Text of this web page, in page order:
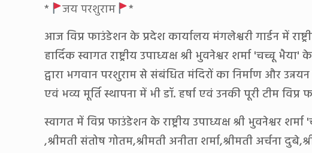
*
जय परशुराम
*
आज विप्र फाउंडेशन के प्रदेश कार्यालय मंगलेश्वरी गार्डन में
हार्दिक स्वागत राष्ट्रीय उपाध्यक्ष श्री भुवनेश्वर शर्मा 'चच्चू
द्वारा भगवान परशुराम से संबंधित मंदिरों का निर्माण और
एवं भव्य मूर्ति स्थापना में भी डॉ. हर्षा एवं उनकी पूरी टीम
स्वागत में विप्र फाउंडेशन के राष्ट्रीय उपाध्यक्ष श्री भुवनेश्वर
,श्रीमती संतोष गोतम,श्रीमती अनीता शर्मा,श्रीमती अर्चना